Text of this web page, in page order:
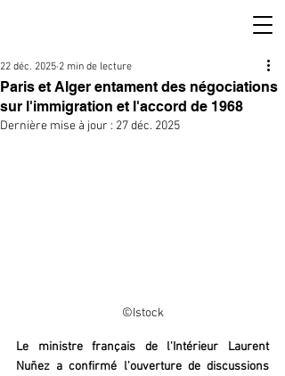
Paris et Alger entament des négociations
sur l'immigration et l'accord de 1968
22 déc. 2025 2 min de lecture
Dernière mise à jour : 27 déc. 2025
©Istock
Le ministre français de l'Intérieur Laurent
Nuñez a confirmé l'ouverture de discussions